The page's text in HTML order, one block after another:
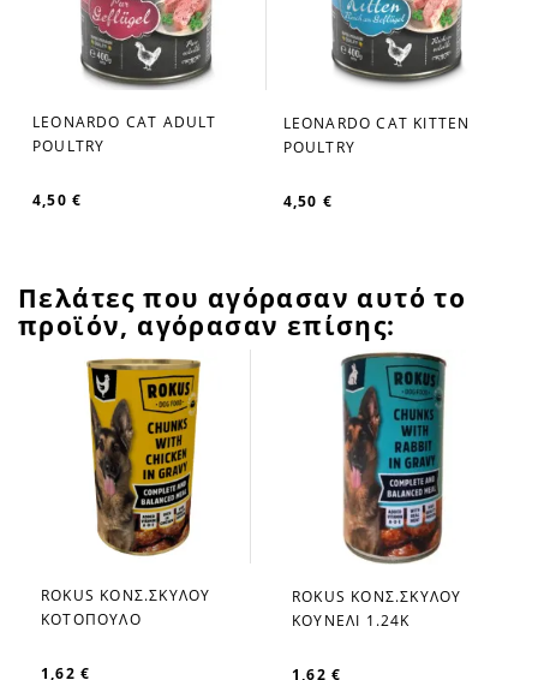
LEONARDO CAT KITTEN
POULTRY
4,50 €
Πελάτες που αγόρασαν αυτό το
προϊόν, αγόρασαν επίσης:
favorite_border
ROKUS ΚΟΝΣ.ΣΚΥΛΟΥ
ΚΟΤΟΠΟΥΛΟ
1,62 €
favorite_border
ROKUS ΚΟΝΣ.ΣΚΥΛΟΥ
ΚΟΥΝΕΛΙ 1.24K
1,62 €